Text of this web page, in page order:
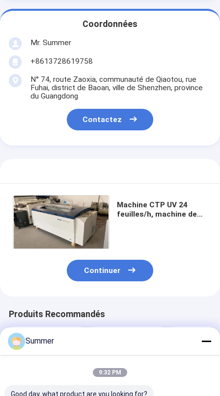
Coordonnées
Mr. Summer
+8613728619758
N° 74, route Zaoxia, communauté de Qiaotou, rue
Fuhai, district de Baoan, ville de Shenzhen, province
du Guangdong
Contactez
Machine CTP UV 24
feuilles/h, machine de
Continuer
Produits Recommandés
Summer
9:32 PM
Good day, what product are you looking for?